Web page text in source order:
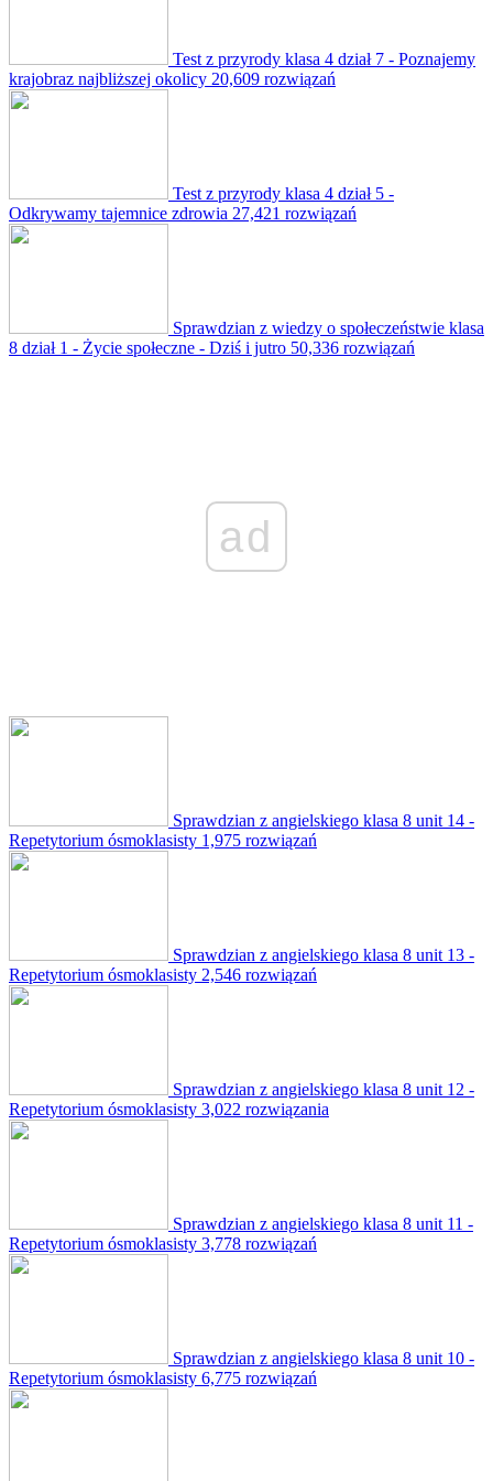
Test z przyrody klasa 4 dział 7 - Poznajemy
krajobraz najbliższej okolicy 20,609 rozwiązań
Test z przyrody klasa 4 dział 5 -
Odkrywamy tajemnice zdrowia 27,421 rozwiązań
Sprawdzian z wiedzy o społeczeństwie klasa
8 dział 1 - Życie społeczne - Dziś i jutro 50,336 rozwiązań
ad
Sprawdzian z angielskiego klasa 8 unit 14 -
Repetytorium ósmoklasisty 1,975 rozwiązań
Sprawdzian z angielskiego klasa 8 unit 13 -
Repetytorium ósmoklasisty 2,546 rozwiązań
Sprawdzian z angielskiego klasa 8 unit 12 -
Repetytorium ósmoklasisty 3,022 rozwiązania
Sprawdzian z angielskiego klasa 8 unit 11 -
Repetytorium ósmoklasisty 3,778 rozwiązań
Sprawdzian z angielskiego klasa 8 unit 10 -
Repetytorium ósmoklasisty 6,775 rozwiązań